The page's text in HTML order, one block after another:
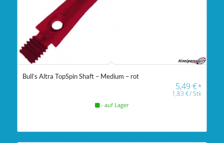
Bull’s Altra TopSpin Shaft – Medium – rot
5,49€*
1,83€/Stk
- auf Lager